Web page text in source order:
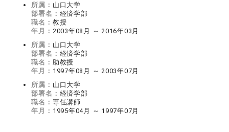
所属： 山口大学
部署名： 経済学部
職名： 教授
年月： 2003年08月 ～ 2016年03月
所属： 山口大学
部署名： 経済学部
職名： 助教授
年月： 1997年08月 ～ 2003年07月
所属： 山口大学
部署名： 経済学部
職名： 専任講師
年月： 1995年04月 ～ 1997年07月